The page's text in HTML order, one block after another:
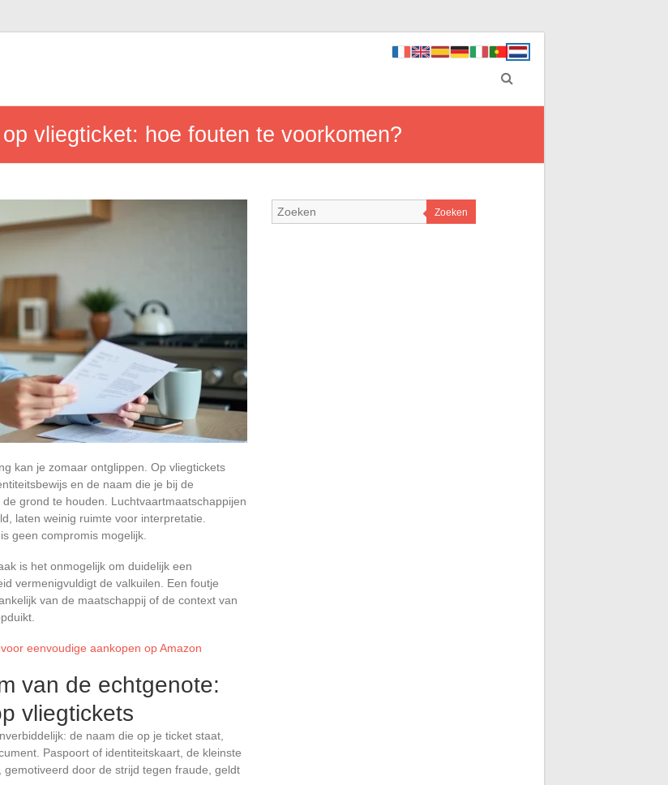
vliegticket: hoe fouten te voorkomen?
kan je zomaar ontglippen. Op vliegtickets
en de naam die je bij de
grond te houden. Luchtvaartmaatschappijen
laten weinig ruimte voor interpretatie.
geen compromis mogelijk.
is het onmogelijk om duidelijk een
vermenigvuldigt de valkuilen. Een foutje
van de maatschappij of de context van
eenvoudige aankopen op Amazon
van de echtgenote:
vliegtickets
de naam die op je ticket staat,
Paspoort of identiteitskaart, de kleinste
door de strijd tegen fraude, geldt
Zoeken